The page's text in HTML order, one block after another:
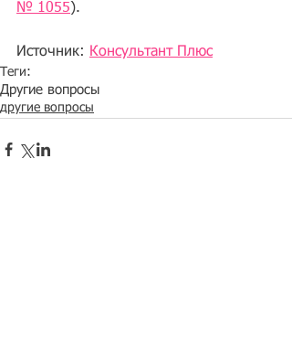
№ 1055).
Источник: Консультант Плюс
Теги:
Другие вопросы
другие вопросы